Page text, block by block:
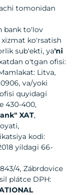
tomonidan
bank to'lov
ko'rsatish
sub'ekti, ya'ni
o'tgan ofisi:
Litva,
va/yoki
quyidagi
430-400,
XAT,
kodi:
yildagi 66-
4, Zábrdovice
plátce DPH: